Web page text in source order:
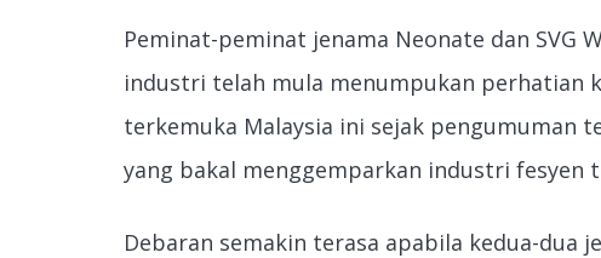
Peminat-peminat jenama Neonate dan SVG
industri telah mula menumpukan perhatian
terkemuka Malaysia ini sejak pengumuman
yang bakal menggemparkan industri fesyen
Debaran semakin terasa apabila kedua-dua